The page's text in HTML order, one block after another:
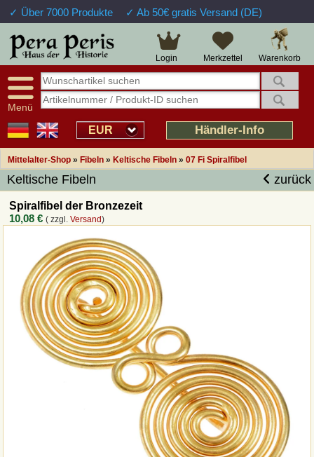
✓ Über 7000 Produkte ✓ Ab 50€ gratis Versand (DE)
Warenkorb
Merkzettel
Login
Menü
EUR Händler-Info
Mittelalter-Shop » Fibeln » Keltische Fibeln » 07 Fi Spiralfibel
Keltische Fibeln zurück
Spiralfibel der Bronzezeit
10,08 € ( zzgl.Versand)
Große Auswahl
Verfügbarkeitsanzeige
Sendungsverfolgung
Intelligente Navigation
Freundlicher Service
14 Tage Widerrufsrecht
Über 25 Jahre Erfahrung
Schnelle Rücküberweisung
Kulant bei Retouren
Prof. Auftragsabwicklung
Übersicht Mittelalter-Produkte
Impressum
Widerrufsfunktion
Wie bestellen?
Rückruf-Service
Zahlungsweisen